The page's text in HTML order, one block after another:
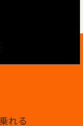
れる